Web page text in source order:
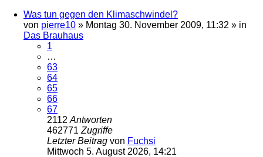
Was tun gegen den Klimaschwindel?
von pierre10 » Montag 30. November 2009, 11:32 » in
Das Brauhaus
1
…
63
64
65
66
67
2112 Antworten
462771 Zugriffe
Letzter Beitrag von Fuchsi
Mittwoch 5. August 2026, 14:21